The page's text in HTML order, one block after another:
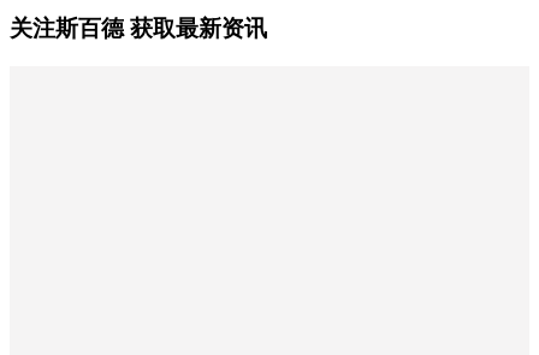
关注斯百德 获取最新资讯